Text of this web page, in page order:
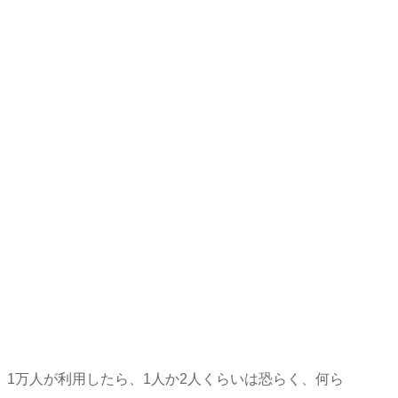
1万人が利用したら、1人か2人くらいは恐らく、何ら